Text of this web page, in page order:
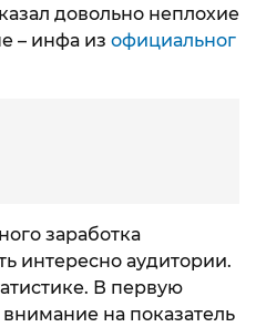
довольно неплохие
– инфа из официальног
заработка
интересно аудитории.
В первую
на показатель